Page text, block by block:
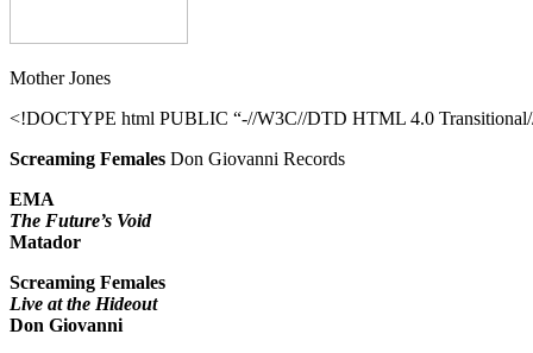
Mother Jones
<!DOCTYPE html PUBLIC “-//W3C//DTD HTML 4.0
Screaming Females Don Giovanni Records
EMA
The Future’s Void
Matador
Screaming Females
Live at the Hideout
Don Giovanni